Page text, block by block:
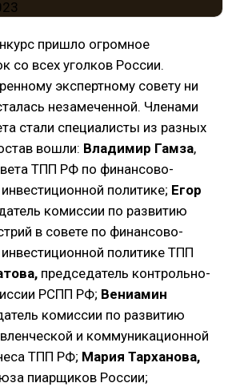
пришло огромное
со всех уголков России.
экспертному совету ни
незамеченной. Членами
стали специалисты из разных
вошли: Владимир Гамза,
ТПП РФ по финансово-
политике; Егор
комиссии по развитию
в совете по финансово-
политике ТПП
председатель контрольно-
РСПП РФ; Вениамин
комиссии по развитию
и коммуникационной
ТПП РФ; Мария Тарханова,
пиарщиков России;